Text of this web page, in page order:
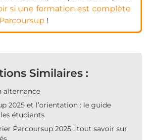
si une formation est complète
!
Similaires :
alternance
2025 et l’orientation : le guide
étudiants
Parcoursup 2025 : tout savoir sur